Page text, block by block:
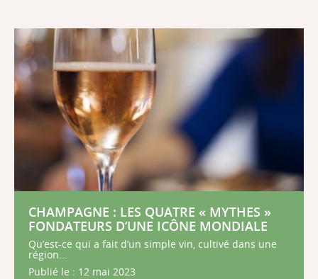
CHAMPAGNE : LES QUATRE « MYTHES »
FONDATEURS D’UNE ICÔNE MONDIALE
Qu’est-ce qui a fait d’un simple vin, cultivé dans une
région...
Publié le : 12 mai 2023